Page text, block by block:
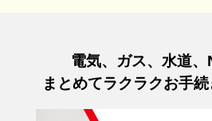
電気、ガス、水道、
まとめてラクラクお手